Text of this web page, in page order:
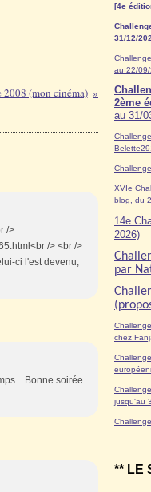
(mon cinéma)
/>
/> <br />
ci l'est devenu,
Bonne soirée
[4e
31/12/
au 22/
2ème
au 31/
XVIe
blog, du
14e
2026)
par
chez
jusqu'au
** LE